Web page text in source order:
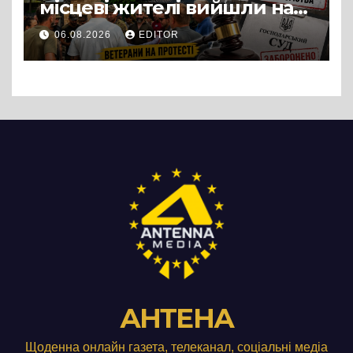
місцеві жителі вийшли на
протест до стін
підприємства ТОВ «Омега
Три», що займається
06.08.2026 EDITOR
АНТЕНА
Щоденна онлайн газета, телеканал, соціальні медіа